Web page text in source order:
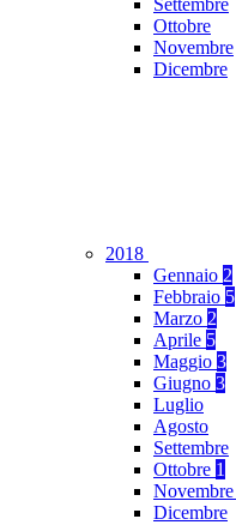
Settembre
Ottobre
Novembre
Dicembre
2018
Gennaio 2
Febbraio 5
Marzo 2
Aprile 5
Maggio 3
Giugno 3
Luglio
Agosto
Settembre
Ottobre 1
Novembre
Dicembre